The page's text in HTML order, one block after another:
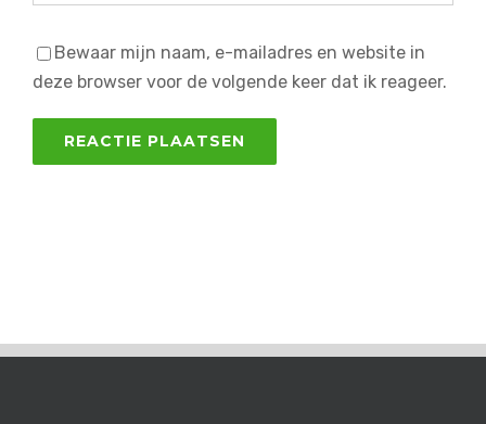
Bewaar mijn naam, e-mailadres en website in
deze browser voor de volgende keer dat ik reageer.